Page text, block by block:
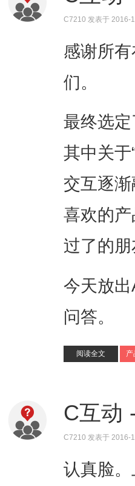
C7210 发表于 2016-
感谢所
们。
最终选
其中关
交互逐
喜欢的
过了的
今天放
问答。
阅读全文 产
C互动
C7210 发表于 2016-
认真脸